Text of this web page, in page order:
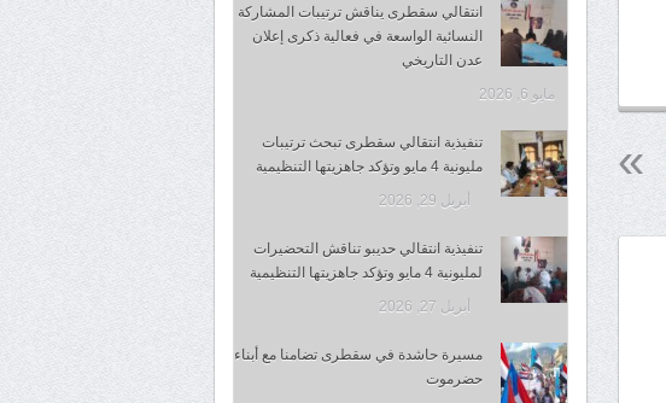
انتقالي سقطرى يناقش ترتيبات المشاركة
النسائية الواسعة في فعالية ذكرى إعلان
عدن التاريخي
مايو 6, 2026
تنفيذية انتقالي سقطرى تبحث ترتيبات
مليونية 4 مايو وتؤكد جاهزيتها التنظيمية
أبريل 29, 2026
تنفيذية انتقالي حديبو تناقش التحضيرات
لمليونية 4 مايو وتؤكد جاهزيتها التنظيمية
أبريل 27, 2026
مسيرة حاشدة في سقطرى تضامنا مع أبناء
حضرموت